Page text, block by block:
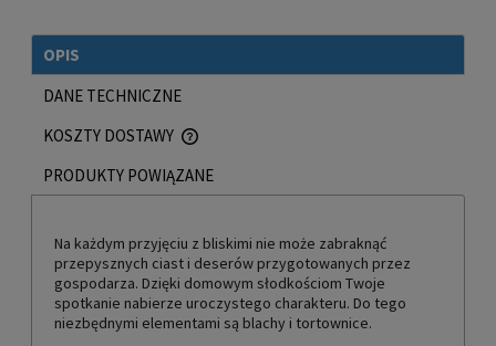
OPIS
DANE TECHNICZNE
KOSZTY DOSTAWY
CENA NIE ZAWIERA EWENTUALNYCH KOSZTÓW PŁATNOŚCI
PRODUKTY POWIĄZANE
Na każdym przyjęciu z bliskimi nie może zabraknąć
przepysznych ciast i deserów przygotowanych przez
gospodarza. Dzięki domowym słodkościom Twoje
spotkanie nabierze uroczystego charakteru. Do tego
niezbędnymi elementami są blachy i tortownice.